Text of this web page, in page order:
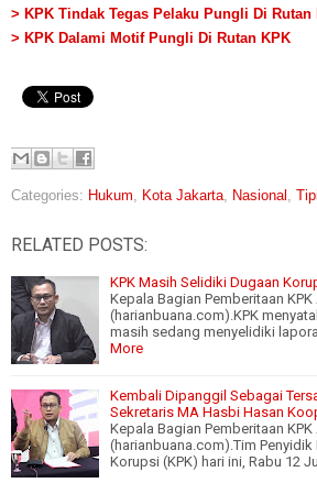
> KPK Tindak Tegas Pelaku Pungli Di Rutan
> KPK Dalami Motif Pungli Di Rutan KPK
Categories: Hukum Kota Jakarta Nasional
RELATED POSTS:
KPK Masih Selidiki Dugaan
Kepala Bagian Pemberitaan
(harianbuana.com).KPK
masih sedang menyelidiki
More
Kembali Dipanggil Sebagai
Sekretaris MA Hasbi Hasan
Kepala Bagian Pemberitaan
(harianbuana.com).Tim
Korupsi (KPK) hari ini, Rabu 12